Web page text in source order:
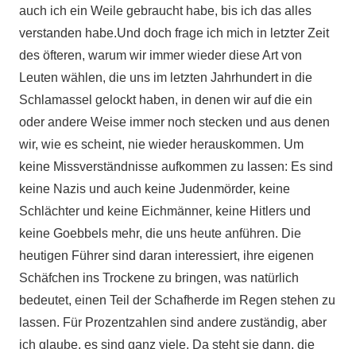
auch ich ein Weile gebraucht habe, bis ich das alles
verstanden habe.Und doch frage ich mich in letzter Zeit
des öfteren, warum wir immer wieder diese Art von
Leuten wählen, die uns im letzten Jahrhundert in die
Schlamassel gelockt haben, in denen wir auf die ein
oder andere Weise immer noch stecken und aus denen
wir, wie es scheint, nie wieder herauskommen. Um
keine Missverständnisse aufkommen zu lassen: Es sind
keine Nazis und auch keine Judenmörder, keine
Schlächter und keine Eichmänner, keine Hitlers und
keine Goebbels mehr, die uns heute anführen. Die
heutigen Führer sind daran interessiert, ihre eigenen
Schäfchen ins Trockene zu bringen, was natürlich
bedeutet, einen Teil der Schafherde im Regen stehen zu
lassen. Für Prozentzahlen sind andere zuständig, aber
ich glaube, es sind ganz viele. Da steht sie dann, die